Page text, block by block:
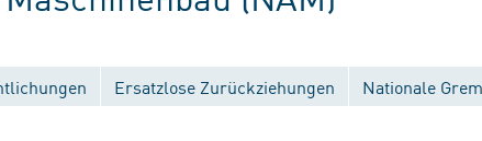
Ersatzlose Zurückziehungen Nationale